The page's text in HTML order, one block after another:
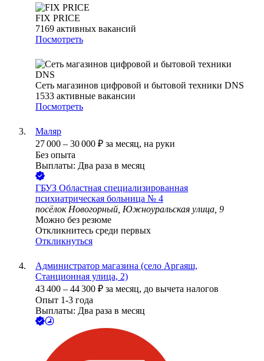
FIX PRICE
7169 активных вакансий
Посмотреть
Сеть магазинов цифровой и бытовой техники DNS
1533 активные вакансии
Посмотреть
Маляр
27 000 – 30 000 ₽ за месяц, на руки
Без опыта
Выплаты: Два раза в месяц
ГБУЗ Областная специализированная
психиатрическая больница № 4
посёлок Новогорный, Южноуральская улица, 9
Можно без резюме
Откликнитесь среди первых
Откликнуться
Администратор магазина (село Аргаяш,
Станционная улица, 2)
43 400 – 44 300 ₽ за месяц, до вычета налогов
Опыт 1-3 года
Выплаты: Два раза в месяц